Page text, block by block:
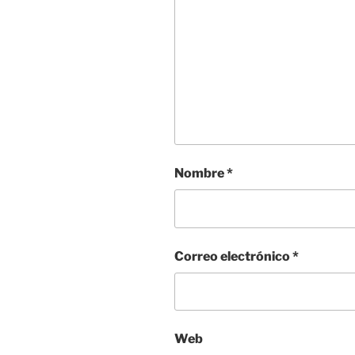
Nombre*
Correo electrónico*
Web